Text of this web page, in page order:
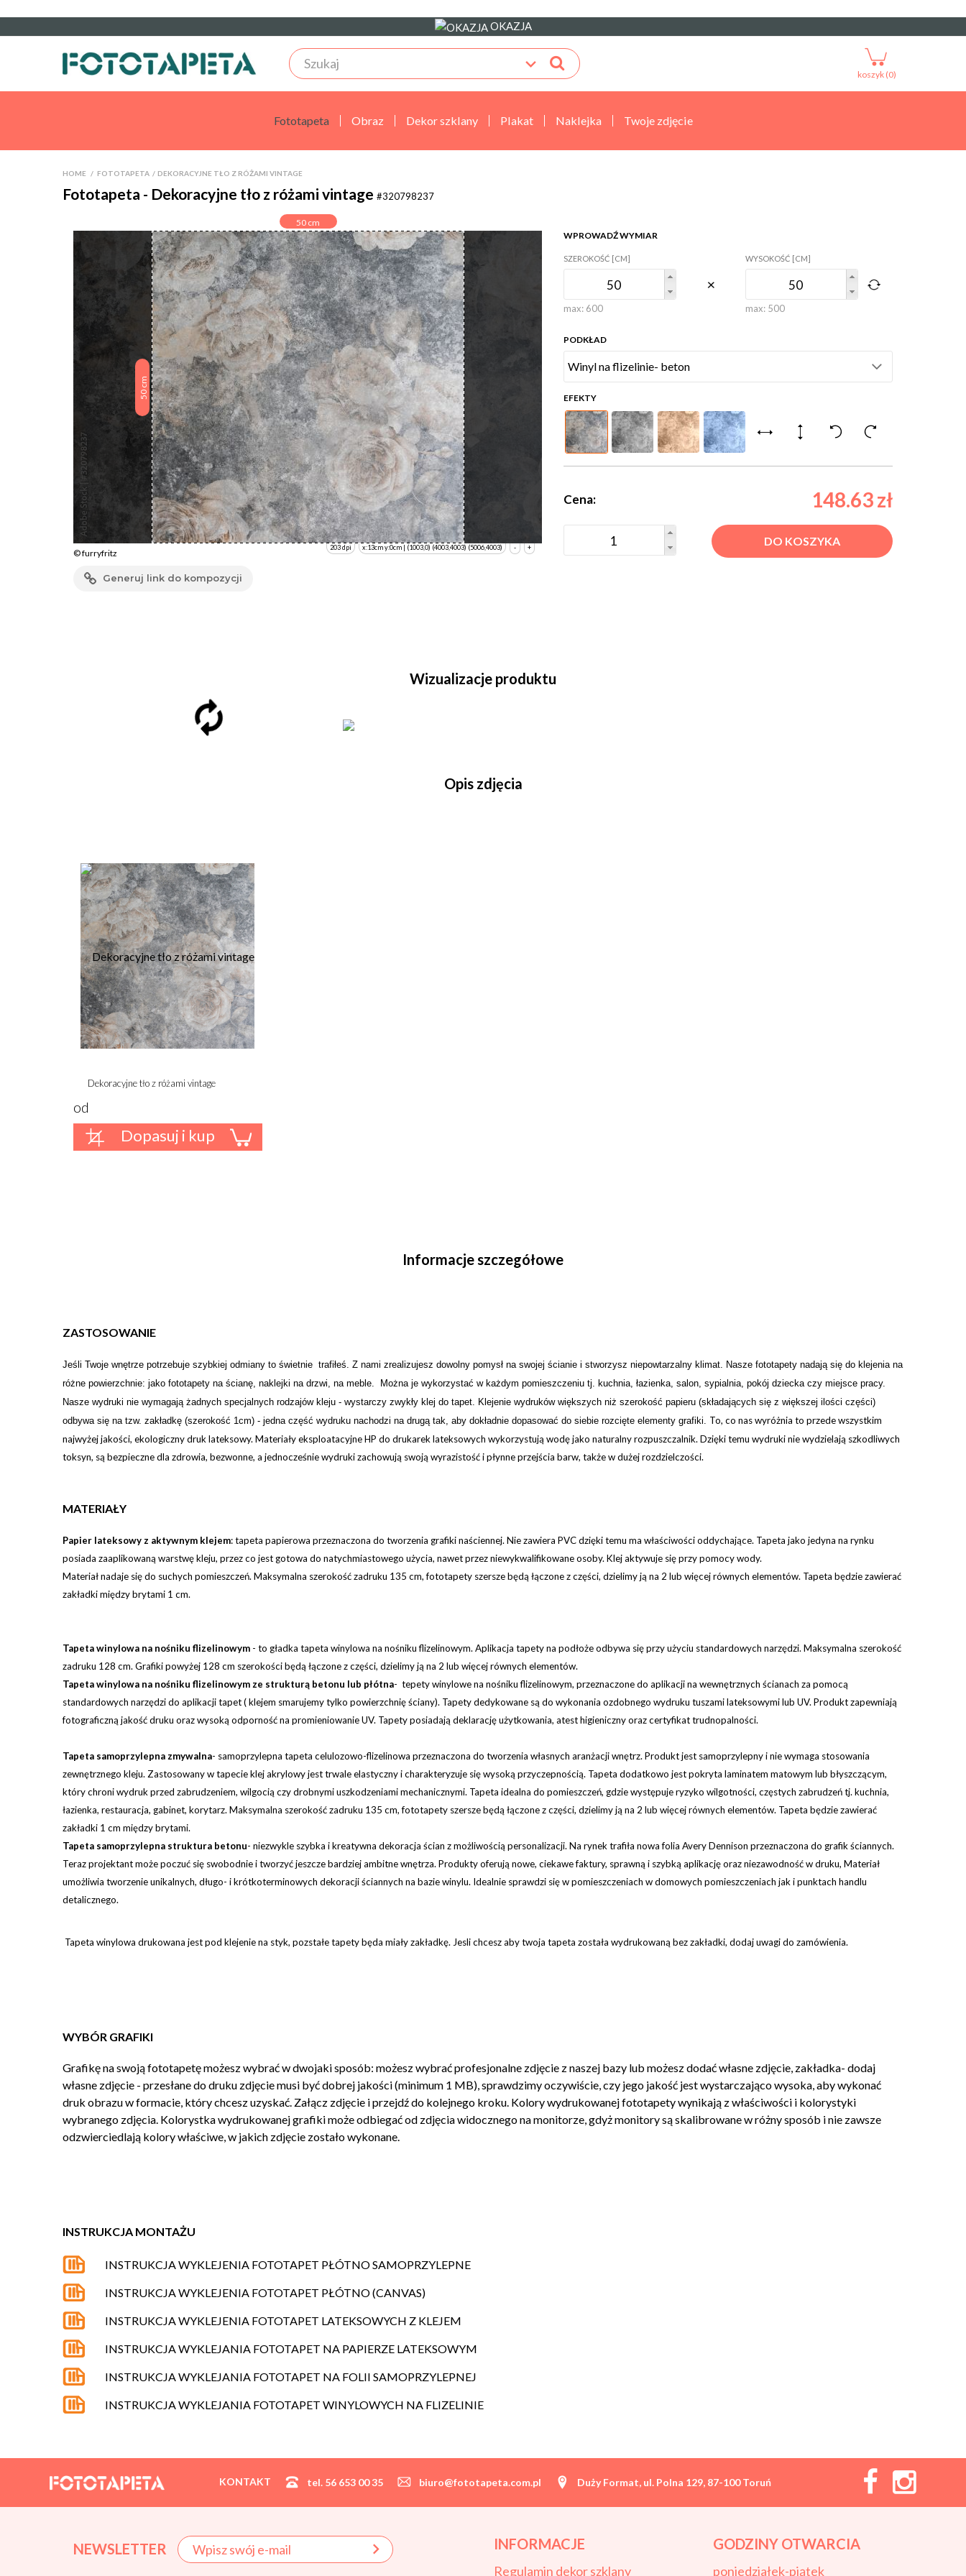
OKAZJA
koszyk (0)
Fototapeta Obraz Dekor szklany Plakat Naklejka Twoje zdjęcie
HOME FOTOTAPETA >DEKORACYJNE TŁO Z RÓŻAMI VINTAGE
Fototapeta - Dekoracyjne tło z różami vintage #320798237
50 cm
50
cm
+
-
x:13cm y:0cm | (1003,0) (4003,4003) (5006,4003)
203 dpi
© furryfritz
Generuj link do kompozycji
WPROWADŹ WYMIAR
SZEROKOŚĆ [CM]
max: 600
WYSOKOŚĆ [CM]
max: 500
PODKŁAD
EFEKTY
Cena: 148.63 zł
DO KOSZYKA
Wizualizacje produktu
Opis zdjęcia
Dekoracyjne tło z różami vintage
od
Dopasuj i kup
Informacje szczegółowe
ZASTOSOWANIE
Jeśli Twoje wnętrze potrzebuje szybkiej odmiany to świetnie trafiłeś. Z nami zrealizujesz dowolny pomysł na swojej ścianie i stworzysz niepowtarzalny klimat. Nasze fototapety nadają się do klejenia na
różne powierzchnie: jako fototapety na ścianę, naklejki na drzwi, na meble. Można je wykorzystać w każdym pomieszczeniu tj. kuchnia, łazienka, salon, sypialnia, pokój dziecka czy miejsce pracy.
Nasze wydruki nie wymagają żadnych specjalnych rodzajów kleju - wystarczy zwykły klej do tapet. Klejenie wydruków większych niż szerokość papieru (składających się z większej ilości części)
odbywa się na tzw. zakładkę (szerokość 1cm) - jedna część wydruku nachodzi na drugą tak, aby dokładnie dopasować do siebie rozcięte elementy grafiki. To, co nas wyróżnia to przede wszystkim
najwyżej jakości, ekologiczny druk lateksowy. Materiały eksploatacyjne HP do drukarek lateksowych wykorzystują wodę jako naturalny rozpuszczalnik. Dzięki temu wydruki nie wydzielają szkodliwych
toksyn, są bezpieczne dla zdrowia, bezwonne, a jednocześnie wydruki zachowują swoją wyrazistość i płynne przejścia barw, także w dużej rozdzielczości.
MATERIAŁY
Papier lateksowy z aktywnym klejem:tapeta papierowa przeznaczona do tworzenia grafiki naściennej. Nie zawiera PVC dzięki temu ma właściwości oddychające. Tapeta jako jedyna na rynku
posiada zaaplikowaną warstwę kleju, przez co jest gotowa do natychmiastowego użycia, nawet przez niewykwalifikowane osoby. Klej aktywuje się przy pomocy wody.
Materiał nadaje się do suchych pomieszczeń. Maksymalna szerokość zadruku 135 cm, fototapety szersze będą łączone z części, dzielimy ją na 2 lub więcej równych elementów. Tapeta będzie zawierać
zakładki między brytami 1 cm.
Tapeta winylowa na nośniku flizelinowym - to gładka tapeta winylowa na nośniku flizelinowym. Aplikacja tapety na podłoże odbywa się przy użyciu standardowych narzędzi. Maksymalna szerokość
zadruku 128 cm. Grafiki powyżej 128 cm szerokości będą łączone z części, dzielimy ją na 2 lub więcej równych elementów.
Tapeta winylowa na nośniku flizelinowym ze strukturą betonu lub płótna- tepety winylowe na nośniku flizelinowym, przeznaczone do aplikacji na wewnętrznych ścianach za pomocą
standardowych narzędzi do aplikacji tapet ( klejem smarujemy tylko powierzchnię ściany). Tapety dedykowane są do wykonania ozdobnego wydruku tuszami lateksowymi lub UV. Produkt zapewniają
fotograficzną jakość druku oraz wysoką odporność na promieniowanie UV. Tapety posiadają deklarację użytkowania, atest higieniczny oraz certyfikat trudnopalności.
Tapeta samoprzylepna zmywalna- samoprzylepna tapeta celulozowo-flizelinowa przeznaczona do tworzenia własnych aranżacji wnętrz. Produkt jest samoprzylepny i nie wymaga stosowania
zewnętrznego kleju. Zastosowany w tapecie klej akrylowy jest trwale elastyczny i charakteryzuje się wysoką przyczepnością. Tapeta dodatkowo jest pokryta laminatem matowym lub błyszczącym,
który chroni wydruk przed zabrudzeniem, wilgocią czy drobnymi uszkodzeniami mechanicznymi. Tapeta idealna do pomieszczeń, gdzie występuje ryzyko wilgotności, częstych zabrudzeń tj. kuchnia,
łazienka, restauracja, gabinet, korytarz. Maksymalna szerokość zadruku 135 cm, fototapety szersze będą łączone z części, dzielimy ją na 2 lub więcej równych elementów. Tapeta będzie zawierać
zakładki 1 cm między brytami.
Tapeta samoprzylepna struktura betonu- niezwykle szybka i kreatywna dekoracja ścian z możliwością personalizacji. Na rynek trafiła nowa folia Avery Dennison przeznaczona do grafik ściannych.
Teraz projektant może poczuć się swobodnie i tworzyć jeszcze bardziej ambitne wnętrza. Produkty oferują nowe, ciekawe faktury, sprawną i szybką aplikację oraz niezawodność w druku, Materiał
umożliwia tworzenie unikalnych, długo- i krótkoterminowych dekoracji ściannych na bazie winylu. Idealnie sprawdzi się w pomieszczeniach w domowych pomieszczeniach jak i punktach handlu
detalicznego.
Tapeta winylowa drukowana jest pod klejenie na styk, pozstałe tapety będa miały zakładkę. Jesli chcesz aby twoja tapeta została wydrukowaną bez zakładki, dodaj uwagi do zamówienia.
WYBÓR GRAFIKI
Grafikę na swoją fototapetę możesz wybrać w dwojaki sposób: możesz wybrać profesjonalne zdjęcie z naszej bazy lub możesz dodać własne zdjęcie, zakładka- dodaj
własne zdjęcie - przesłane do druku zdjęcie musi być dobrej jakości (minimum 1 MB), sprawdzimy oczywiście, czy jego jakość jest wystarczająco wysoka, aby wykonać
druk obrazu w formacie, który chcesz uzyskać. Załącz zdjęcie i przejdź do kolejnego kroku. Kolory wydrukowanej fototapety wynikają z właściwości i kolorystyki
wybranego zdjęcia. Kolorystka wydrukowanej grafiki może odbiegać od zdjęcia widocznego na monitorze, gdyż monitory są skalibrowane w różny sposób i nie zawsze
odzwierciedlają kolory właściwe, w jakich zdjęcie zostało wykonane.
INSTRUKCJA MONTAŻU
INSTRUKCJA WYKLEJENIA FOTOTAPET PŁÓTNO SAMOPRZYLEPNE
INSTRUKCJA WYKLEJENIA FOTOTAPET PŁÓTNO (CANVAS)
INSTRUKCJA WYKLEJENIA FOTOTAPET LATEKSOWYCH Z KLEJEM
INSTRUKCJA WYKLEJANIA FOTOTAPET NA PAPIERZE LATEKSOWYM
INSTRUKCJA WYKLEJANIA FOTOTAPET NA FOLII SAMOPRZYLEPNEJ
INSTRUKCJA WYKLEJANIA FOTOTAPET WINYLOWYCH NA FLIZELINIE
KONTAKT tel. 56 653 00 35 biuro@fototapeta.com.pl Duży Format, ul. Polna 129, 87-100 Toruń
NEWSLETTER INFORMACJE
Regulamin dekor szklany
GODZINY OTWARCIA
poniedziałek-piątek